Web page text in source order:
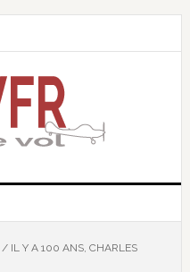
/IL Y A 100 ANS, CHARLES